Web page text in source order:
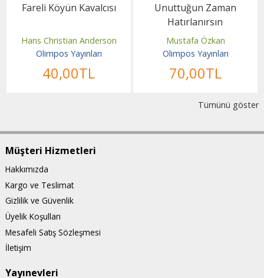
Fareli Köyün Kavalcısı
Hans Christian Anderson
Olimpos Yayınları
40,00TL
Unuttuğun Zaman
Hatırlanırsın
Mustafa Özkan
Olimpos Yayınları
70,00TL
Tümünü göster
Müşteri Hizmetleri
Hakkımızda
Kargo ve Teslimat
Gizlilik ve Güvenlik
Üyelik Koşulları
Mesafeli Satış Sözleşmesi
İletişim
Yayınevleri